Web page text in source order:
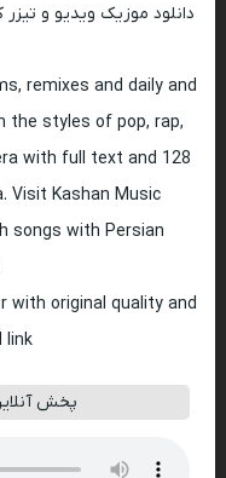
دانلود موزیک ویدیو و
remixes and daily and
the styles of pop, rap,
with full text and 128
Visit Kashan Music
songs with Persian
with original quality and
link
پخش